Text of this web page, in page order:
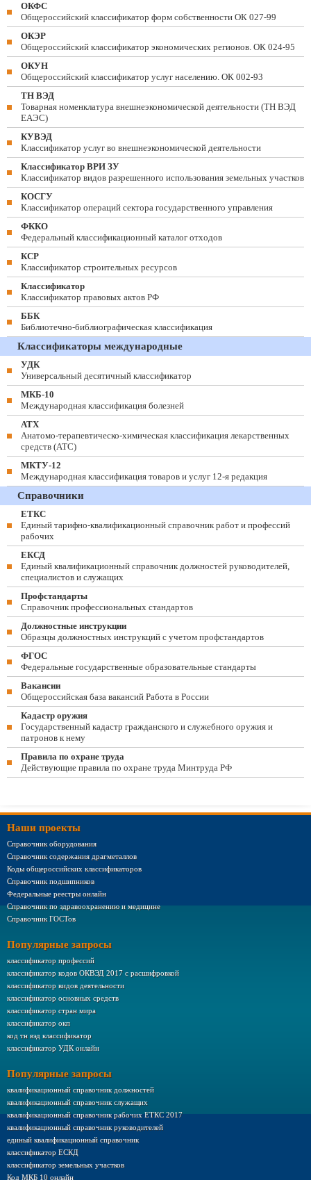
ОКФС
Общероссийский классификатор форм собственности ОК 027-99
ОКЭР
Общероссийский классификатор экономических регионов. ОК 024-95
ОКУН
Общероссийский классификатор услуг населению. ОК 002-93
ТН ВЭД
Товарная номенклатура внешнеэкономической деятельности (ТН ВЭД
ЕАЭС)
КУВЭД
Классификатор услуг во внешнеэкономической деятельности
Классификатор ВРИ ЗУ
Классификатор видов разрешенного использования земельных участков
КОСГУ
Классификатор операций сектора государственного управления
ФККО
Федеральный классификационный каталог отходов
КСР
Классификатор строительных ресурсов
Классификатор
Классификатор правовых актов РФ
ББК
Библиотечно-библиографическая классификация
Классификаторы международные
УДК
Универсальный десятичный классификатор
МКБ-10
Международная классификация болезней
АТХ
Анатомо-терапевтическо-химическая классификация лекарственных
средств (ATC)
МКТУ-12
Международная классификация товаров и услуг 12-я редакция
Справочники
ЕТКС
Единый тарифно-квалификационный справочник работ и профессий
рабочих
ЕКСД
Единый квалификационный справочник должностей руководителей,
специалистов и служащих
Профстандарты
Справочник профессиональных стандартов
Должностные инструкции
Образцы должностных инструкций с учетом профстандартов
ФГОС
Федеральные государственные образовательные стандарты
Вакансии
Общероссийская база вакансий Работа в России
Кадастр оружия
Государственный кадастр гражданского и служебного оружия и
патронов к нему
Правила по охране труда
Действующие правила по охране труда Минтруда РФ
Наши проекты
Справочник оборудования
Справочник содержания драгметаллов
Коды общероссийских классификаторов
Справочник подшипников
Федеральные реестры онлайн
Справочник по здравоохранению и медицине
Справочник ГОСТов
Популярные запросы
классификатор профессий
классификатор кодов ОКВЭД 2017 с расшифровкой
классификатор видов деятельности
классификатор основных средств
классификатор стран мира
классификатор окп
код тн вэд классификатор
классификатор УДК онлайн
Популярные запросы
квалификационный справочник должностей
квалификационный справочник служащих
квалификационный справочник рабочих ЕТКС 2017
квалификационный справочник руководителей
единый квалификационный справочник
классификатор ЕСКД
классификатор земельных участков
Код МКБ 10 онлайн